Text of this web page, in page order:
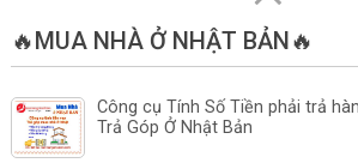
🔥MUA NHÀ Ở NHẬT BẢN🔥
Công cụ Tính Số Tiền phải trả
Trả Góp Ở Nhật Bản